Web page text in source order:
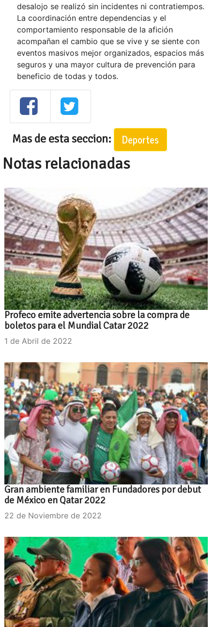
desalojo se realizó sin incidentes ni contratiempos.
La coordinación entre dependencias y el
comportamiento responsable de la afición
acompañan el cambio que se vive y se siente con
eventos masivos mejor organizados, espacios más
seguros y una mayor cultura de prevención para
beneficio de todas y todos.
Mas de esta seccion: Deportes
Notas relacionadas
Profeco emite advertencia sobre la compra de
boletos para el Mundial Catar 2022
1 de Abril de 2022
Gran ambiente familiar en Fundadores por debut
de México en Qatar 2022
22 de Noviembre de 2022